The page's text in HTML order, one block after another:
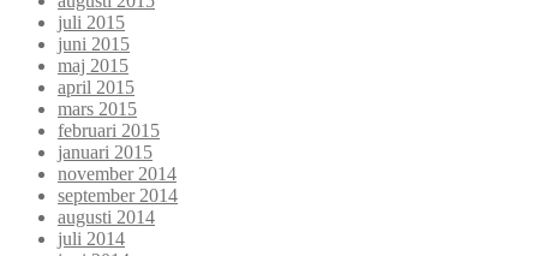
juli 2015
juni 2015
maj 2015
april 2015
mars 2015
februari 2015
januari 2015
november 2014
september 2014
augusti 2014
juli 2014